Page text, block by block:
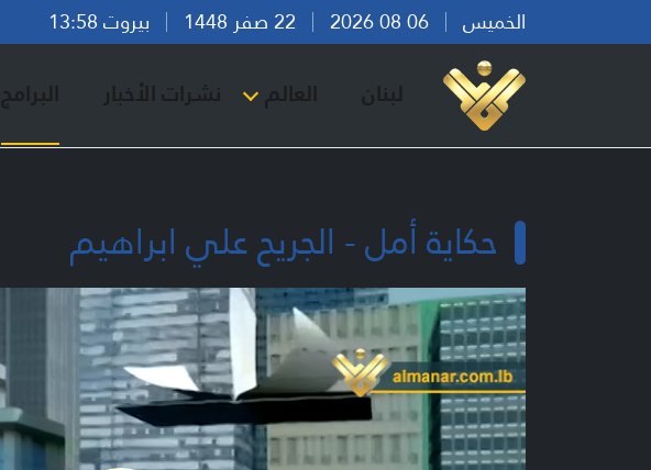
الخميس بيروت 13:58
لبنان العالم نشرات الأخبار البرامج
حكاية أمل - الجريح علي ابراهيم